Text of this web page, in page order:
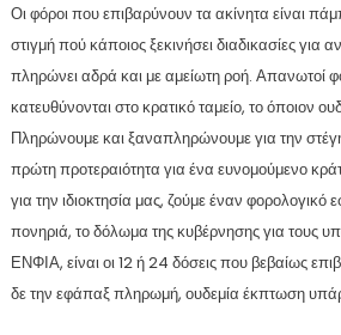
Οι φόροι που επιβαρύνουν τα ακίνητα είναι
στιγμή πού κάποιος ξεκινήσει διαδικασίες για
πληρώνει αδρά και με αμείωτη ροή. Απανωτοί
κατευθύνονται στο κρατικό ταμείο, το όποιον
Πληρώνουμε και ξαναπληρώνουμε για την
πρώτη προτεραιότητα για ένα ευνομούμενο
για την ιδιοκτησία μας, ζούμε έναν φορολογικό
πονηριά, το δόλωμα της κυβέρνησης για τους
ΕΝΦΙΑ, είναι οι 12 ή 24 δόσεις που βεβαίως
δε την εφάπαξ πληρωμή, ουδεμία έκπτωση